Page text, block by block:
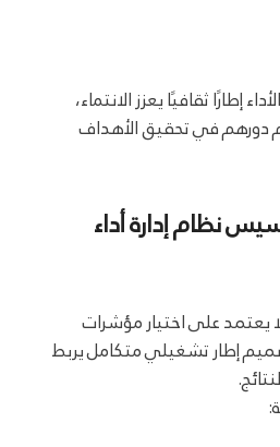
إطارًا ثقافيًا يعزز الانتماء،
في تحقيق الأهداف
نظام إدارة أداء
يعتمد على اختيار مؤشرات
إطار تشغيلي متكامل يربط